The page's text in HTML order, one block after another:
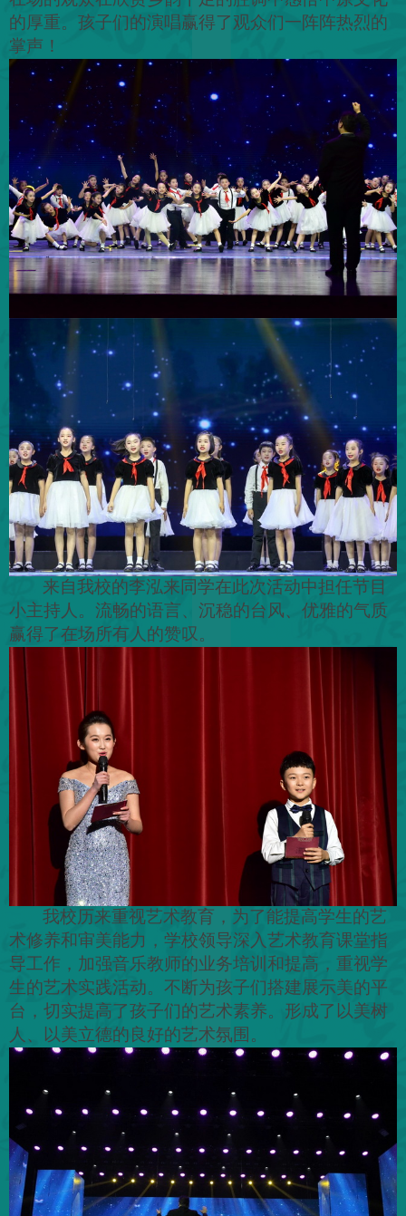
的厚重。孩子们的演唱赢得了观众们一阵阵热烈的
掌声！
来自我校的李泓来同学在此次活动中担任节目
小主持人。流畅的语言、沉稳的台风、优雅的气质
赢得了在场所有人的赞叹。
我校历来重视艺术教育，为了能提高学生的艺
术修养和审美能力，学校领导深入艺术教育课堂指
导工作，加强音乐教师的业务培训和提高，重视学
生的艺术实践活动。不断为孩子们搭建展示美的平
台，切实提高了孩子们的艺术素养。形成了以美树
人、以美立德的良好的艺术氛围。